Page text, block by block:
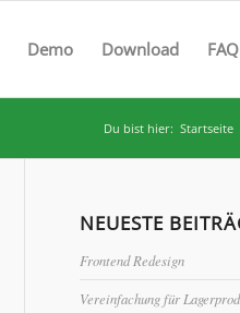
Demo Download FAQ
Du bist hier: Startseite
NEUESTE
Frontend Redesign
Vereinfachung für